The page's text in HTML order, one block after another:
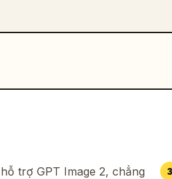
trợ GPT Image 2, chẳng
3